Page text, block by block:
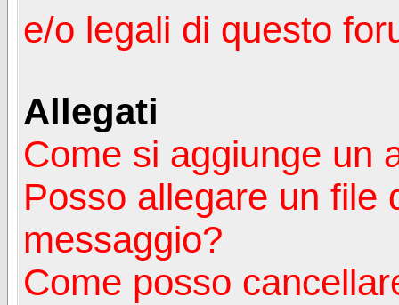
e/o legali di questo
Allegati
Come si aggiunge un
Posso allegare un file
messaggio?
Come posso